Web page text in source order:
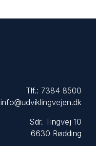
Tlf.: 7384 8500
info@udviklingvejen.dk
Sdr. Tingvej 10
6630 Rødding